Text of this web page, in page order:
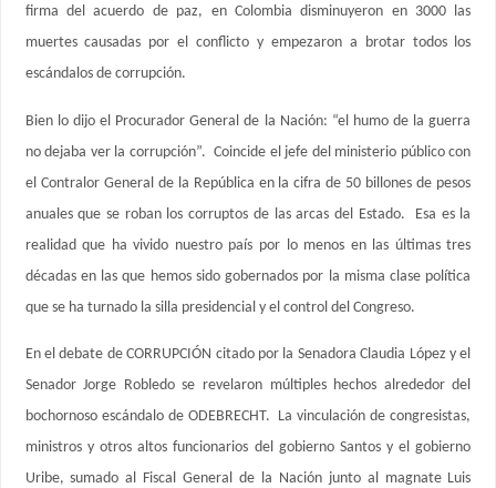
firma del acuerdo de paz, en Colombia disminuyeron en 3000 las
muertes causadas por el conflicto y empezaron a brotar todos los
escándalos de corrupción.
Bien lo dijo el Procurador General de la Nación: “el humo de la guerra
no dejaba ver la corrupción”. Coincide el jefe del ministerio público con
el Contralor General de la República en la cifra de 50 billones de pesos
anuales que se roban los corruptos de las arcas del Estado. Esa es la
realidad que ha vivido nuestro país por lo menos en las últimas tres
décadas en las que hemos sido gobernados por la misma clase política
que se ha turnado la silla presidencial y el control del Congreso.
En el debate de CORRUPCIÓN citado por la Senadora Claudia López y el
Senador Jorge Robledo se revelaron múltiples hechos alrededor del
bochornoso escándalo de ODEBRECHT. La vinculación de congresistas,
ministros y otros altos funcionarios del gobierno Santos y el gobierno
Uribe, sumado al Fiscal General de la Nación junto al magnate Luis